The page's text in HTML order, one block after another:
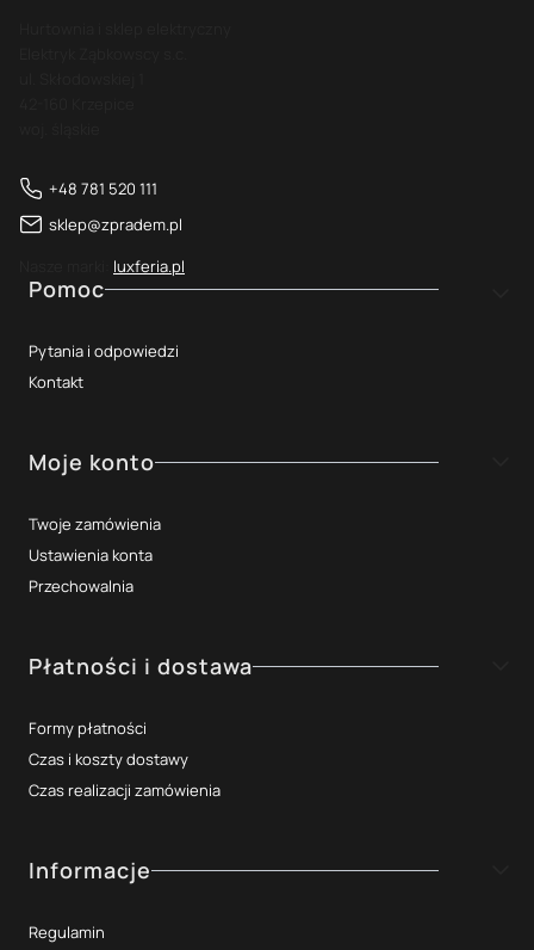
+48 781 520 111
sklep@zpradem.pl
luxferia.pl
Linki w stopce
Pomoc
Pytania i odpowiedzi
Kontakt
Moje konto
Twoje zamówienia
Ustawienia konta
Przechowalnia
Płatności i dostawa
Formy płatności
Czas i koszty dostawy
Czas realizacji zamówienia
Informacje
Regulamin